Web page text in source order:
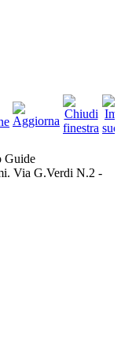
Guide
Via G.Verdi N.2 -